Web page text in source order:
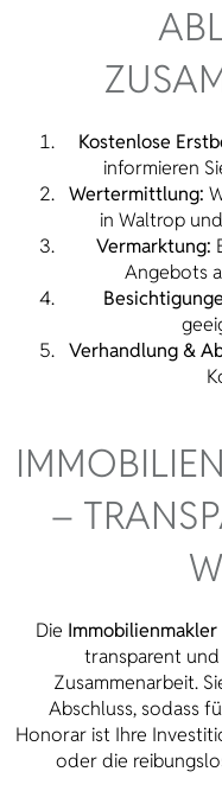
Kostenlose
informieren
Wertermittlung:
in Waltrop
Vermarktung:
Angebots
Verhandlung &
–
Die Immobilienmakler
transparent
Zusammenarbeit.
Abschluss, sodass
Honorar ist Ihre
oder die